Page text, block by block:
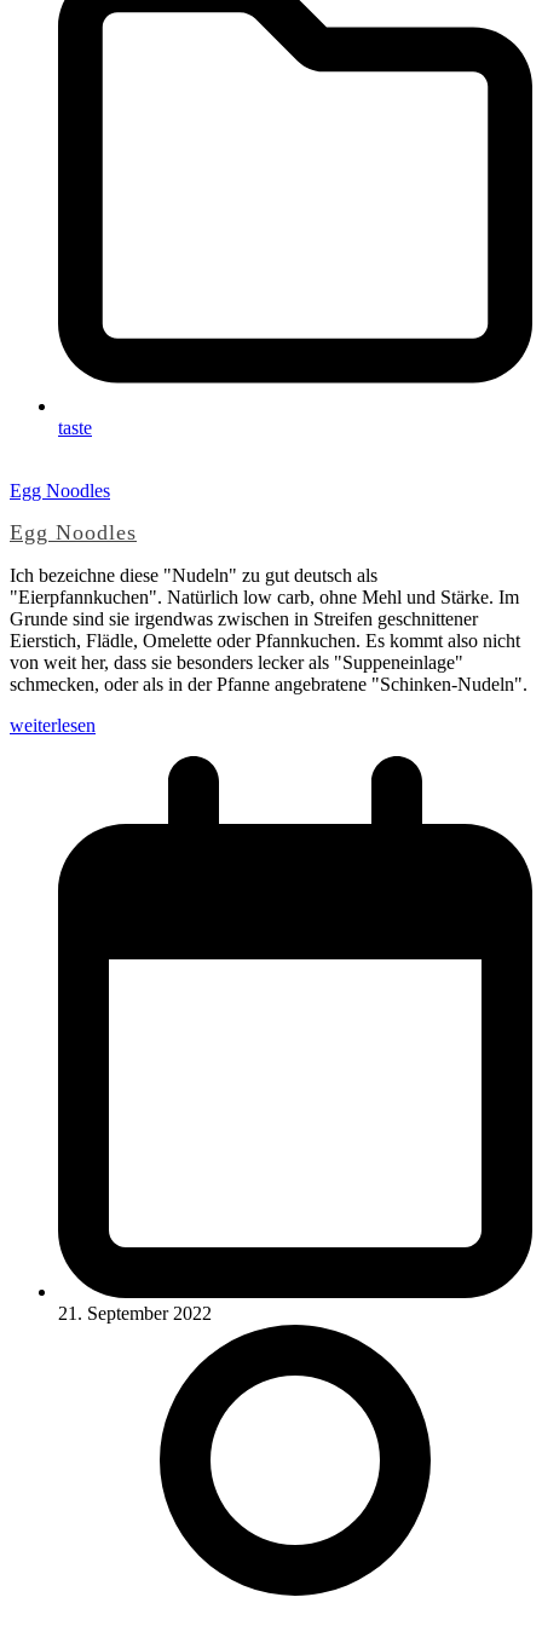
taste
Egg Noodles
Egg Noodles
Ich bezeichne diese "Nudeln" zu gut deutsch als
"Eierpfannkuchen". Natürlich low carb, ohne Mehl und Stärke. Im
Grunde sind sie irgendwas zwischen in Streifen geschnittener
Eierstich, Flädle, Omelette oder Pfannkuchen. Es kommt also nicht
von weit her, dass sie besonders lecker als "Suppeneinlage"
schmecken, oder als in der Pfanne angebratene "Schinken-Nudeln".
weiterlesen
21. September 2022